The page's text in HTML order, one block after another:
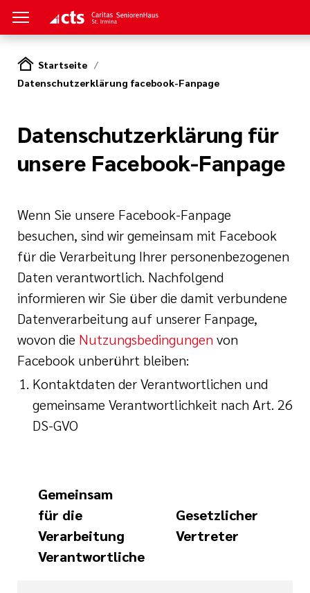
Startseite
Datenschutzerklärung facebook-Fanpage
Datenschutzerklärung für
unsere Facebook-Fanpage
Wenn Sie unsere Facebook-Fanpage
besuchen, sind wir gemeinsam mit Facebook
für die Verarbeitung Ihrer personenbezogenen
Daten verantwortlich. Nachfolgend
informieren wir Sie über die damit verbundene
Datenverarbeitung auf unserer Fanpage,
wovon die Nutzungsbedingungenvon
Facebook unberührt bleiben:
Kontaktdaten der Verantwortlichen und
gemeinsame Verantwortlichkeit nach Art. 26
DS-GVO
Gemeinsam
für die
Verarbeitung
Verantwortliche
Gesetzlicher
Vertreter